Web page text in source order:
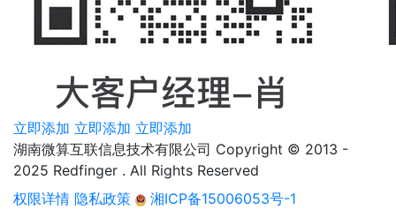
立即添加 立即添加 立即添加
湖南微算互联信息技术有限公司 Copyright © 2013 -
2025 Redfinger . All Rights Reserved
权限详情 隐私政策
湘ICP备15006053号-1